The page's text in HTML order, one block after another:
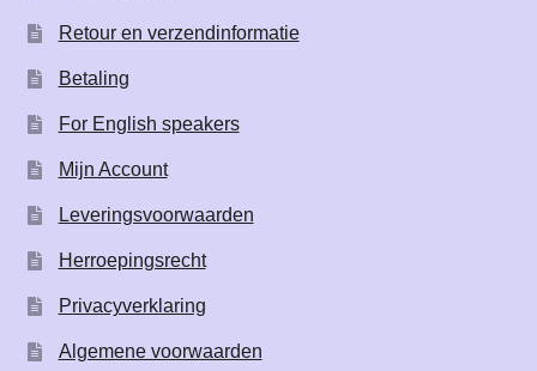
Retour en verzendinformatie
Betaling
For English speakers
Mijn Account
Leveringsvoorwaarden
Herroepingsrecht
Privacyverklaring
Algemene voorwaarden